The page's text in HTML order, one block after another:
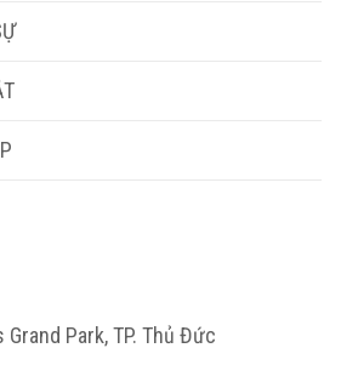
Park, TP. Thủ Đức